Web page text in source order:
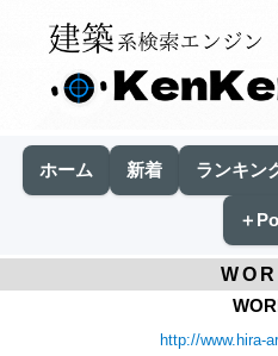
ホーム 新着 ランキン
＋
http://www.hira-